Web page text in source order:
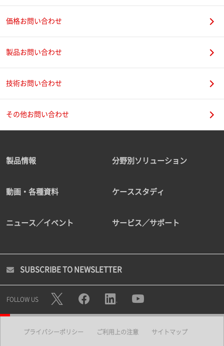
価格お問い合わせ
製品お問い合わせ
技術お問い合わせ
その他お問い合わせ
製品情報 分野別ソリューション
動画・各種資料 ケーススタディ
ニュース／イベント サービス／サポート
SUBSCRIBE TO NEWSLETTER
FOLLOW US
プライバシーポリシー ご利用上の注意 サイトマップ